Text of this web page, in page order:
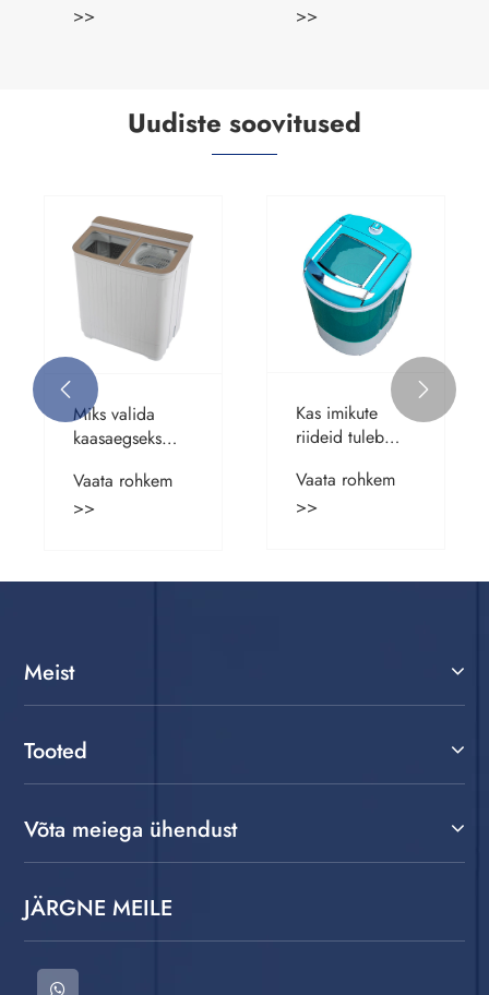
Uudiste soovitused
Mis on
grafeenist
elektriline
põrandaküte?
Vaata rohkem
>>
Millised on Foot
Spa Massageri
eelised?
Vaata rohkem
 
Meist
Tooted
Võta meiega ühendust
JÄRGNE MEILE